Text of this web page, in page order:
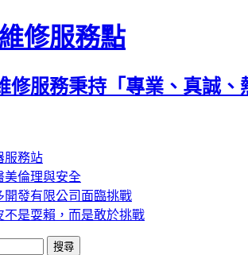
修服務點
修服務秉持「專業、真誠
服務站
美倫理與安全
開發有限公司面臨挑戰
不是耍賴，而是敢於挑戰